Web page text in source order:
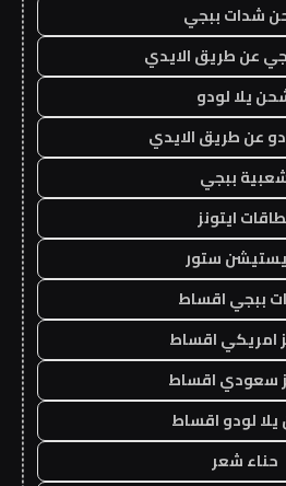
شدات ببجي
عن طريق الايدي
يلا لودو
عن طريق الايدي
ببجي
ايتونز
ستور
ببجي اقساط
امريكي اقساط
سعودي اقساط
لودو اقساط
حناء شعر